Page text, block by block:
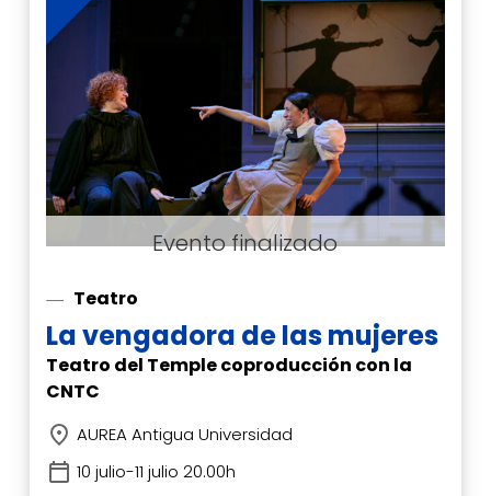
Teatro
La vengadora de las mujeres
Teatro del Temple coproducción con la
CNTC
AUREA Antigua Universidad
10 julio-11 julio 20.00h